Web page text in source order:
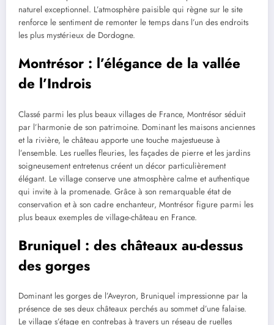
naturel exceptionnel. L’atmosphère paisible qui règne sur le site
renforce le sentiment de remonter le temps dans l’un des endroits
les plus mystérieux de Dordogne.
Montrésor : l’élégance de la vallée
de l’Indrois
Classé parmi les plus beaux villages de France, Montrésor séduit
par l’harmonie de son patrimoine. Dominant les maisons anciennes
et la rivière, le château apporte une touche majestueuse à
l’ensemble. Les ruelles fleuries, les façades de pierre et les jardins
soigneusement entretenus créent un décor particulièrement
élégant. Le village conserve une atmosphère calme et authentique
qui invite à la promenade. Grâce à son remarquable état de
conservation et à son cadre enchanteur, Montrésor figure parmi les
plus beaux exemples de village-château en France.
Bruniquel : des châteaux au-dessus
des gorges
Dominant les gorges de l’Aveyron, Bruniquel impressionne par la
présence de ses deux châteaux perchés au sommet d’une falaise.
Le village s’étage en contrebas à travers un réseau de ruelles